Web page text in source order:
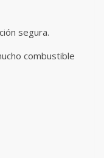
segura.
combustible